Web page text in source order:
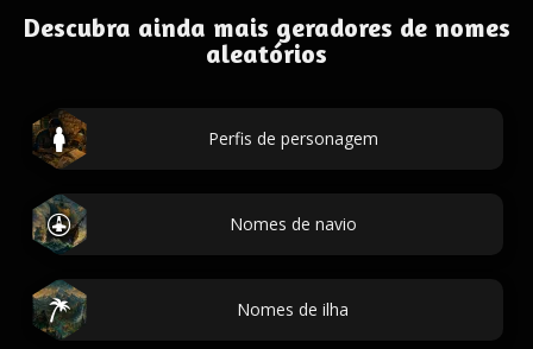
Descubra ainda mais geradores de nomes
aleatórios
Perfis de personagem
Nomes de navio
Nomes de ilha